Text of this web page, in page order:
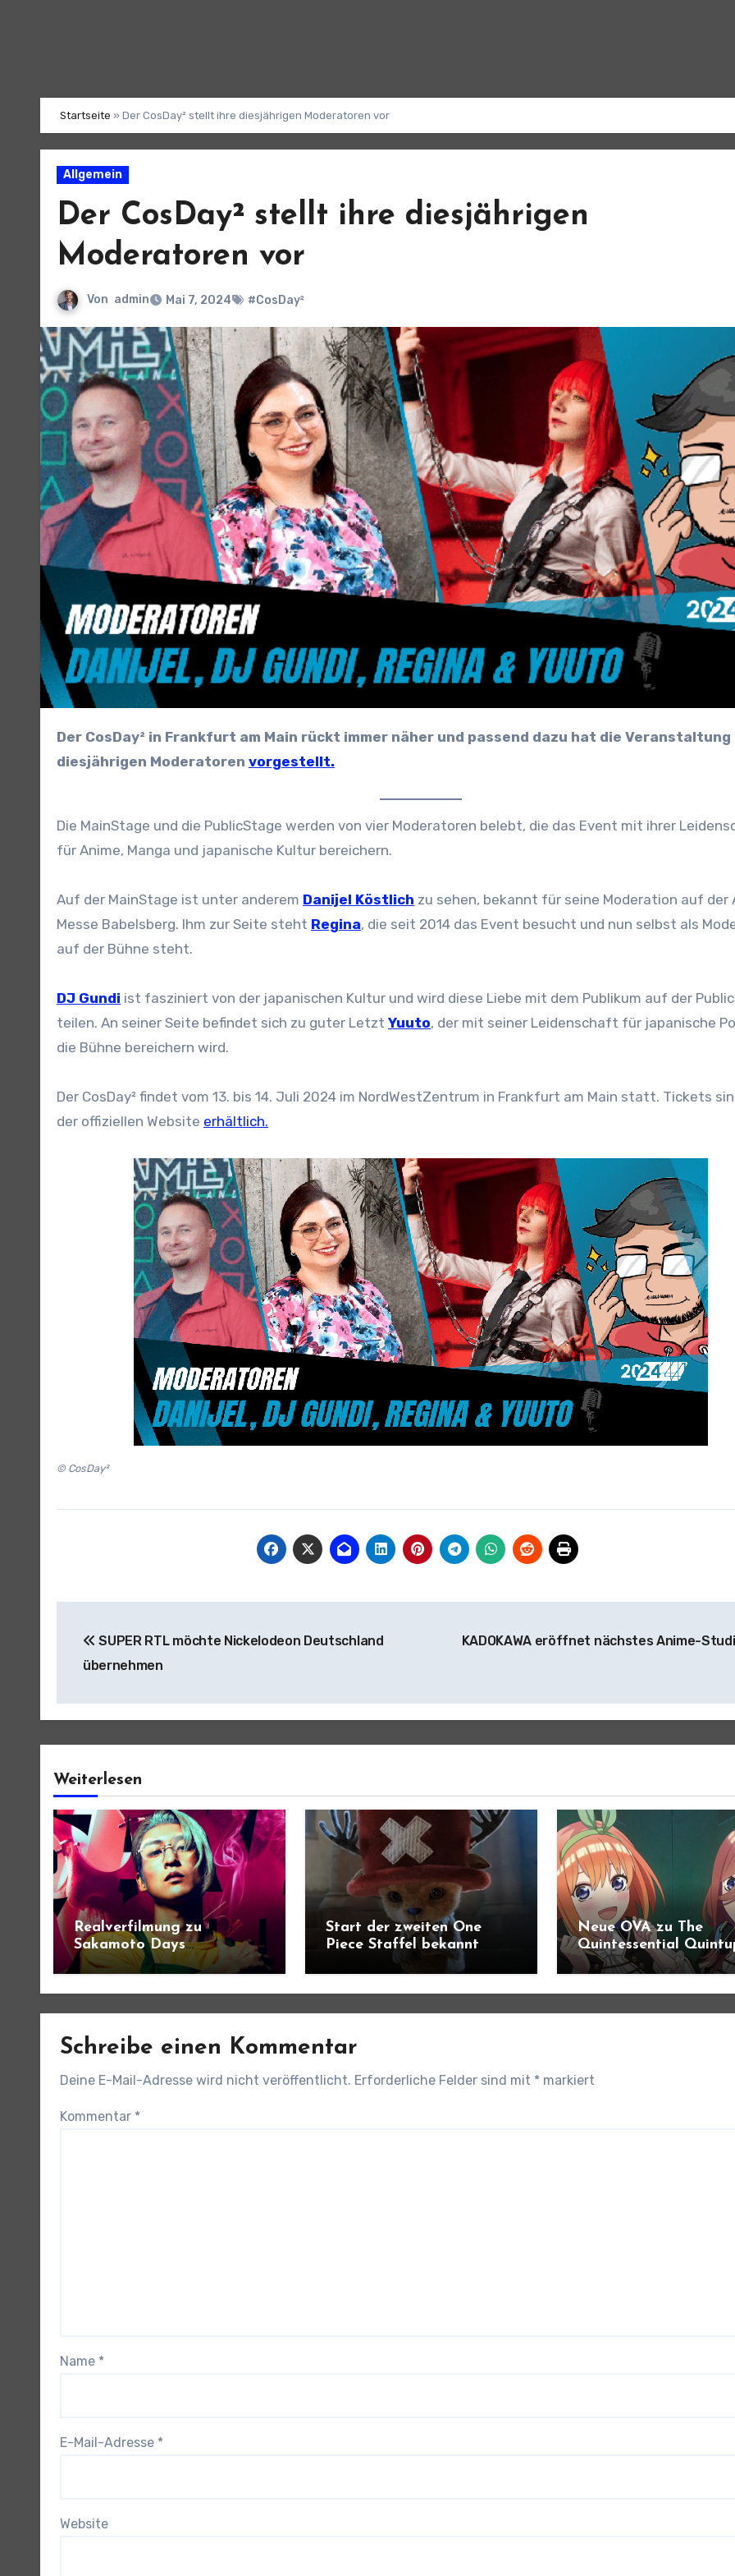
Startseite » Der CosDay² stellt ihre diesjährigen Moderatoren vor
Allgemein
Der CosDay² stellt ihre diesjährigen
Moderatoren vor
Von admin Mai 7, 2024 #CosDay²
Der CosDay² in Frankfurt am Main rückt immer näher und passend dazu hat die Veranstaltung ihre
diesjährigen Moderatoren vorgestellt.
Die MainStage und die PublicStage werden von vier Moderatoren belebt, die das Event mit ihrer
für Anime, Manga und japanische Kultur bereichern.
Auf der MainStage ist unter anderem Danijel Köstlich zu sehen, bekannt für seine Moderation auf der
Messe Babelsberg. Ihm zur Seite steht Regina, die seit 2014 das Event besucht und nun selbst als
auf der Bühne steht.
DJ Gundi ist fasziniert von der japanischen Kultur und wird diese Liebe mit dem Publikum auf der
teilen. An seiner Seite befindet sich zu guter Letzt Yuuto, der mit seiner Leidenschaft für japanische
die Bühne bereichern wird.
Der CosDay² findet vom 13. bis 14. Juli 2024 im NordWestZentrum in Frankfurt am Main statt. Tickets
der offiziellen Website erhältlich.
© CosDay²
SUPER RTL möchte Nickelodeon Deutschland
übernehmen
KADOKAWA eröffnet nächstes Anime-
Weiterlesen
Realverfilmung zu
Sakamoto Days
angekündigt
Start der zweiten One
Piece Staffel bekannt
Neue OVA zu The
Quintessential
Schreibe einen Kommentar
Deine E-Mail-Adresse wird nicht veröffentlicht. Erforderliche Felder sind mit * markiert
Kommentar *
Name *
E-Mail-Adresse *
Website